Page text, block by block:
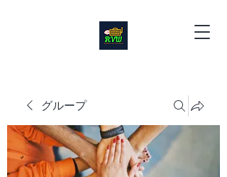
グループ